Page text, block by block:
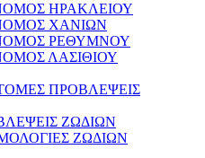
ΗΡΑΚΛΕΙΟΥ
ΧΑΝΙΩΝ
ΡΕΘΥΜΝΟΥ
ΛΑΣΙΘΙΟΥ
ΠΡΟΒΛΕΨΕΙΣ
ΖΩΔΙΩΝ
ΖΩΔΙΩΝ